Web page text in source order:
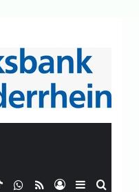
Sidebar
Anmelden
RSS
WhatsApp
TikTok